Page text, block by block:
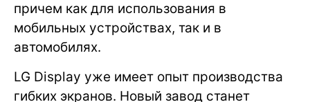
причем как для использования в
мобильных устройствах, так и в
автомобилях.
LG Display уже имеет опыт производства
гибких экранов. Новый завод станет